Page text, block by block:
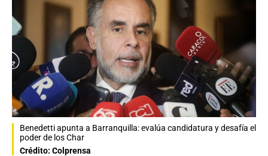
Benedetti apunta a Barranquilla: evalúa candidatura y desafía el
poder de los Char
Crédito: Colprensa